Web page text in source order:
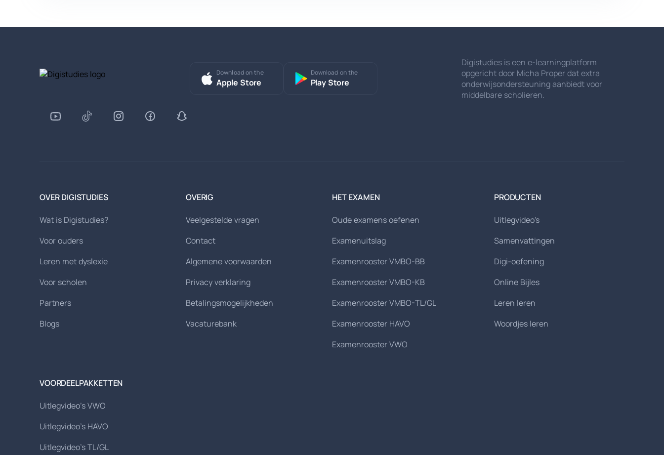
Download on the
Apple Store
Download on the
Play Store
Digistudies is een e-learningplatform
opgericht door Micha Proper dat extra
onderwijsondersteuning aanbiedt voor
middelbare scholieren.
OVER DIGISTUDIES
Wat is Digistudies?
Voor ouders
Leren met dyslexie
Voor scholen
Partners
Blogs
OVERIG
Veelgestelde vragen
Contact
Algemene voorwaarden
Privacy verklaring
Betalingsmogelijkheden
Vacaturebank
HET EXAMEN
Oude examens oefenen
Examenuitslag
Examenrooster VMBO-BB
Examenrooster VMBO-KB
Examenrooster VMBO-TL/GL
Examenrooster HAVO
Examenrooster VWO
PRODUCTEN
Uitlegvideo's
Samenvattingen
Digi-oefening
Online Bijles
Leren leren
Woordjes leren
VOORDEELPAKKETTEN
Uitlegvideo's VWO
Uitlegvideo's HAVO
Uitlegvideo's TL/GL